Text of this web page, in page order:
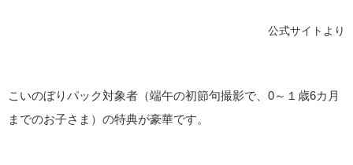
公式サイトより
こいのぼりパック対象者（端午の初節句撮影で、0～１歳6カ月
までのお子さま）の特典が豪華です。